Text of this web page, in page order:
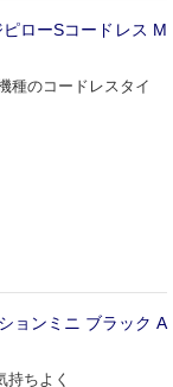
ローSコードレス M
種のコードレスタイ
ョンミニ ブラック A
持ちよく